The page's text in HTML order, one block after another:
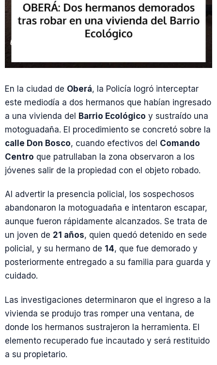
En la ciudad de Oberá, la Policía logró interceptar
este mediodía a dos hermanos que habían ingresado
a una vivienda del
Barrio Ecológico y sustraído una
motoguadaña. El procedimiento se concretó sobre la
calle Don Bosco, cuando efectivos del Comando
Centro que patrullaban la zona observaron a los
jóvenes salir de la propiedad con el objeto robado.
Al advertir la presencia policial, los sospechosos
abandonaron la motoguadaña e intentaron escapar,
aunque fueron rápidamente alcanzados. Se trata de
un joven de 21 años, quien quedó detenido en sede
policial, y su hermano de 14, que fue demorado y
posteriormente entregado a su familia para guarda y
cuidado.
Las investigaciones determinaron que el ingreso a la
vivienda se produjo tras romper una ventana, de
donde los hermanos sustrajeron la herramienta. El
elemento recuperado fue incautado y será restituido
a su propietario.